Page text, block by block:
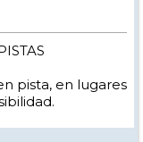
pista, en lugares